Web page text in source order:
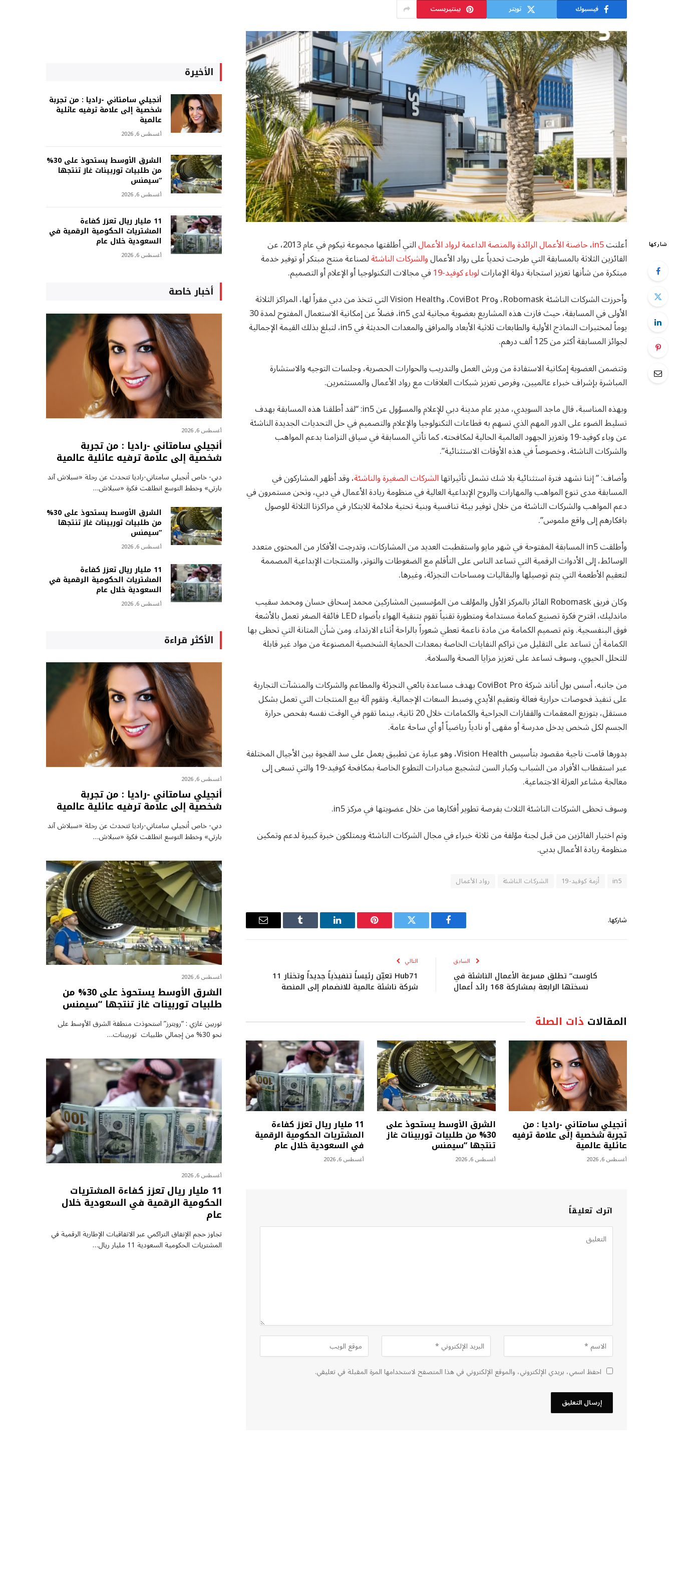
فيسبوك تويتر بينتيريست
شاركها أعلنتin5،حاضنة الأعمال الرائدة والمنصة الداعمة لرواد الأعمال
التي أطلقتها مجموعة تيكوم في عام 2013، عن
الفائزين الثلاثة بالمسابقة التي طرحت تحدياً على رواد الأعمالوالشركات الناشئةلصناعة منتج مبتكر أو توفير خدمة
مبتكرة من شأنها تعزيز استجابة دولة الإماراتلوباء كوفيد-19
في مجالات التكنولوجيا أو الإعلام أو التصميم.
وأحرزت الشركات الناشئة Robomask، وCoviBot Pro، وVision Health التي تتخذ من دبي مقراً لها، المراكز الثلاثة
الأولى في المسابقة، حيث فازت هذه المشاريع بعضوية مجانية لدى in5، فضلاً عن إمكانية الاستعمال المفتوح لمدة 30
يوماً لمختبرات النماذج الأولية والطابعات ثلاثية الأبعاد والمرافق والمعدات الحديثة في in5، لتبلغ بذلك القيمة الإجمالية
لجوائز المسابقة أكثر من 125 ألف درهم.
وتتضمن العضوية إمكانية الاستفادة من ورش العمل والتدريب والحوارات الحصرية، وجلسات التوجيه والاستشارة
المباشرة بإشراف خبراء عالميين، وفرص تعزيز شبكات العلاقات مع رواد الأعمال والمستثمرين.
وبهذه المناسبة، قال ماجد السويدي، مدير عام مدينة دبي للإعلام والمسؤول عن in5: “لقد أطلقنا هذه المسابقة بهدف
تسليط الضوء على الدور المهم الذي تسهم به قطاعات التكنولوجيا والإعلام والتصميم في حل التحديات الجديدة الناشئة
عن وباء كوفيد-19 وتعزيز الجهود العالمية الحالية لمكافحته، كما تأتي المسابقة في سياق التزامنا بدعم المواهب
والشركات الناشئة، وخصوصاً في هذه الأوقات الاستثنائية”.
وأضاف: ” إننا نشهد فترة استثنائية بلا شك تشمل تأثيراتهاالشركات الصغيرة والناشئة، وقد أظهر المشاركون في
المسابقة مدى تنوع المواهب والمهارات والروح الإبداعية العالية في منظومة ريادة الأعمال في دبي، ونحن مستمرون في
دعم المواهب والشركات الناشئة من خلال توفير بيئة تنافسية وبنية تحتية ملائمة للابتكار في مراكزنا الثلاثة للوصول
بافكارهم إلى واقع ملموس”.
وأطلقت in5 المسابقة المفتوحة في شهر مايو واستقطبت العديد من المشاركات، وتدرجت الأفكار من المحتوى متعدد
الوسائط، إلى الأدوات الرقمية التي تساعد الناس على التأقلم مع الضغوطات والتوتر، والمنتجات الإبداعية المصممة
لتعقيم الأطعمة التي يتم توصيلها والبقاليات ومساحات التجزئة، وغيرها.
وكان فريق Robomask الفائز بالمركز الأول والمؤلف من المؤسسين المشاركين محمد إسحاق حسان ومحمد سقيب
ماندليك، اقترح فكرة تصنيع كمامة مستدامة ومتطورة تقنياً تقوم بتنقية الهواء بأضواء LED فائقة الصغر تعمل بالأشعة
فوق البنفسجية. وتم تصميم الكمامة من مادة ناعمة تعطي شعوراً بالراحة أثناء الارتداء. ومن شأن المتانة التي تحظى بها
الكمامة أن تساعد على التقليل من تراكم النفايات الخاصة بمعدات الحماية الشخصية المصنوعة من مواد غير قابلة
للتحلل الحيوي، وسوف تساعد على تعزيز مزايا الصحة والسلامة.
من جانبه، أسس بول أناند شركة CoviBot Pro بهدف مساعدة بائعي التجزئة والمطاعم والشركات والمنشآت التجارية
على تنفيذ فحوصات حرارية فعالة وتعقيم الأيدي وضبط السعات الإجمالية. وتقوم آلة بيع المنتجات التي تعمل بشكل
مستقل، بتوزيع المعقمات والقفازات الجراحية والكمامات خلال 20 ثانية، بينما تقوم في الوقت نفسه بفحص حرارة
الجسم لكل شخص يدخل مدرسة أو مقهى أو نادياً رياضياً أو أي ساحة عامة.
بدورها قامت ناجية مقصود بتأسيس Vision Health، وهو عبارة عن تطبيق يعمل على سد الفجوة بين الأجيال المختلفة
عبر استقطاب الأفراد من الشباب وكبار السن لتشجيع مبادرات التطوع الخاصة بمكافحة كوفيد-19 والتي تسعى إلى
معالجة مشاعر العزلة الاجتماعية.
وسوف تحظى الشركات الناشئة الثلاث بفرصة تطوير أفكارها من خلال عضويتها في مركز in5.
وتم اختيار الفائزين من قبل لجنة مؤلفة من ثلاثة خبراء في مجال الشركات الناشئة ويمتلكون خبرة كبيرة لدعم وتمكين
منظومة ريادة الأعمال بدبي.
in5 أزمة كوفيد-19 الشركات الناشئة رواد الأعمال
شاركها.
فيسبوك تويتر بينتيريستلينكدإن Tumblr
البريد
السابق
كاوست” تطلق مسرعة الأعمال الناشئة في
نسختها الرابعة بمشاركة 168 رائد أعمال
التالي
Hub71 تعيّن رئيساً تنفيذياً جديداً وتختار 11
شركة ناشئة عالمية للانضمام إلى المنصة
المقالات ذات الصلة
أنجيلي سامتاني -راديا : من
تجربة شخصية إلى علامة ترفيه
عائلية عالمية
أغسطس 6, 2026
الشرق الأوسط يستحوذ على
30% من طلبيات توربينات غاز
تنتجها “سيمنس
أغسطس 6, 2026
11 مليار ريال تعزز كفاءة
المشتريات الحكومية الرقمية
في السعودية خلال عام
أغسطس 6, 2026
اترك تعليقاً
احفظ اسمي، بريدي الإلكتروني، والموقع الإلكتروني في هذا المتصفح لاستخدامها المرة المقبلة في تعليقي.
الأخيرة
أنجيلي سامتاني -راديا : من تجربة
شخصية إلى علامة ترفيه عائلية
عالمية
أغسطس 6, 2026
الشرق الأوسط يستحوذ على 30%
من طلبيات توربينات غاز تنتجها
“سيمنس
أغسطس 6, 2026
11 مليار ريال تعزز كفاءة
المشتريات الحكومية الرقمية في
السعودية خلال عام
أغسطس 6, 2026
أخبار خاصة
أغسطس 6, 2026
أنجيلي سامتاني -راديا : من تجربة
شخصية إلى علامة ترفيه عائلية عالمية
دبي- خاص أنجيلي سامتاني-راديا تتحدث عن رحلة «سبلاش آند
بارتي» وخطط التوسع انطلقت فكرة «سبلاش…
الشرق الأوسط يستحوذ على 30%
من طلبيات توربينات غاز تنتجها
“سيمنس
أغسطس 6, 2026
11 مليار ريال تعزز كفاءة
المشتريات الحكومية الرقمية في
السعودية خلال عام
أغسطس 6, 2026
الأكثر قراءة
أغسطس 6, 2026
أنجيلي سامتاني -راديا : من تجربة
شخصية إلى علامة ترفيه عائلية عالمية
دبي- خاص أنجيلي سامتاني-راديا تتحدث عن رحلة «سبلاش آند
بارتي» وخطط التوسع انطلقت فكرة «سبلاش…
أغسطس 6, 2026
الشرق الأوسط يستحوذ على 30% من
طلبيات توربينات غاز تنتجها “سيمنس
توربين غازي : “رويترز” استحوذت منطقة الشرق الأوسط على
نحو 30% من إجمالي طلبيات توربينات…
أغسطس 6, 2026
11 مليار ريال تعزز كفاءة المشتريات
الحكومية الرقمية في السعودية خلال
عام
تجاوز حجم الإنفاق التراكمي عبر الاتفاقيات الإطارية الرقمية في
المشتريات الحكومية السعودية 11 مليار ريال…